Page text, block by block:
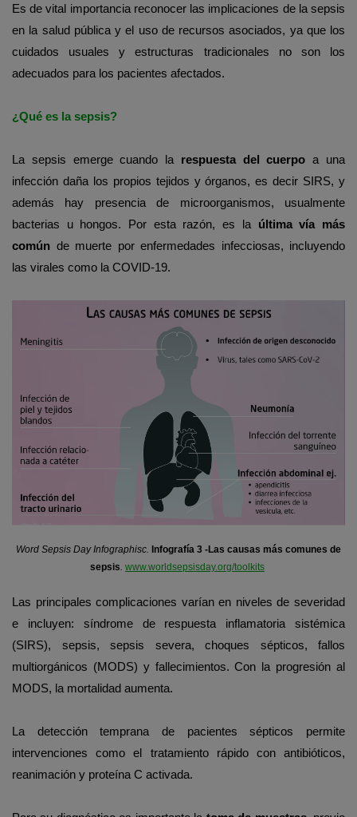
Es de vital importancia reconocer las implicaciones de la sepsis
en la salud pública y el uso de recursos asociados, ya que los
cuidados usuales y estructuras tradicionales no son los
adecuados para los pacientes afectados.
¿Qué es la sepsis?
La sepsis emerge cuando la respuesta del cuerpo a una
infección daña los propios tejidos y órganos, es decir SIRS, y
además hay presencia de microorganismos, usualmente
bacterias u hongos. Por esta razón, es la última vía más
común de muerte por enfermedades infecciosas, incluyendo
las virales como la COVID-19.
Word Sepsis DayInfographisc. Infografía 3 -Las causas más comunes de
sepsis. www.worldsepsisday.org/toolkits
Las principales complicaciones varían en niveles de severidad
e incluyen: síndrome de respuesta inflamatoria sistémica
(SIRS), sepsis, sepsis severa, choques sépticos, fallos
multiorgánicos (MODS) y fallecimientos. Con la progresión al
MODS, la mortalidad aumenta.
La detección temprana de pacientes sépticos permite
intervenciones como el tratamiento rápidocon antibióticos,
reanimación y proteína C activada.